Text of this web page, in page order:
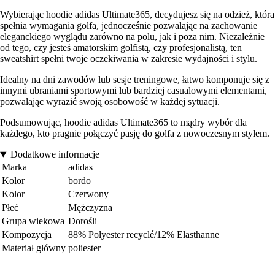
Wybierając hoodie adidas Ultimate365, decydujesz się na odzież, która
spełnia wymagania golfa, jednocześnie pozwalając na zachowanie
eleganckiego wyglądu zarówno na polu, jak i poza nim. Niezależnie
od tego, czy jesteś amatorskim golfistą, czy profesjonalistą, ten
sweatshirt spełni twoje oczekiwania w zakresie wydajności i stylu.
Idealny na dni zawodów lub sesje treningowe, łatwo komponuje się z
innymi ubraniami sportowymi lub bardziej casualowymi elementami,
pozwalając wyrazić swoją osobowość w każdej sytuacji.
Podsumowując, hoodie adidas Ultimate365 to mądry wybór dla
każdego, kto pragnie połączyć pasję do golfa z nowoczesnym stylem.
Dodatkowe informacje
Marka
adidas
Kolor
bordo
Kolor
Czerwony
Płeć
Mężczyzna
Grupa wiekowa Dorośli
Kompozycja
88% Polyester recyclé/12% Elasthanne
Materiał główny poliester